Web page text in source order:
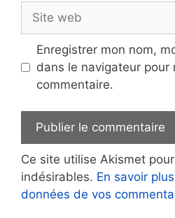
web
Enregistrer mon nom,
dans le navigateur pour
commentaire.
Ce site utilise Akismet
indésirables. En savoir
données de vos